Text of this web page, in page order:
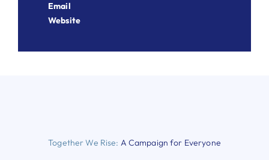
Email
Website
Together We Rise: A Campaign for Everyone